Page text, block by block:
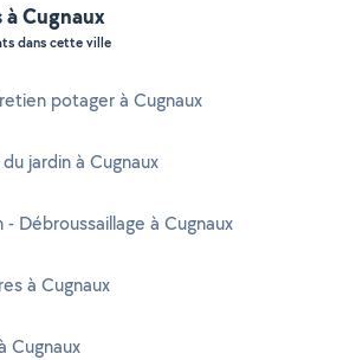
Cugnaux
dans cette ville
potager à Cugnaux
jardin à Cugnaux
Débroussaillage à Cugnaux
à Cugnaux
Cugnaux